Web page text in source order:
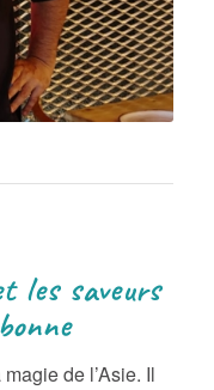
saveurs
de l’Asie. Il